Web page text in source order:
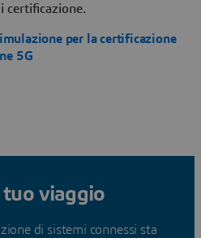
certificazione.
per la certificazione
5G
tuo viaggio
di sistemi connessi sta